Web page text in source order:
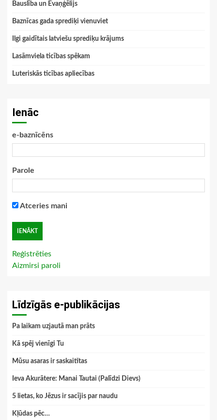
Bauslība un Evaņģēlijs
Baznīcas gada sprediķi vienuviet
Ilgi gaidītais latviešu sprediķu krājums
Lasāmviela ticības spēkam
Luteriskās ticības apliecības
Ienāc
e-baznīcēns
Parole
Atceries mani
Reģistrēties
Aizmirsi paroli
Līdzīgās e-publikācijas
Pa laikam uzjautā man prāts
Kā spēj vienīgi Tu
Mūsu asaras ir saskaitītas
Ieva Akurātere: Manai Tautai (Palīdzi Dievs)
5 lietas, ko Jēzus ir sacījis par naudu
Kļūdas pēc…